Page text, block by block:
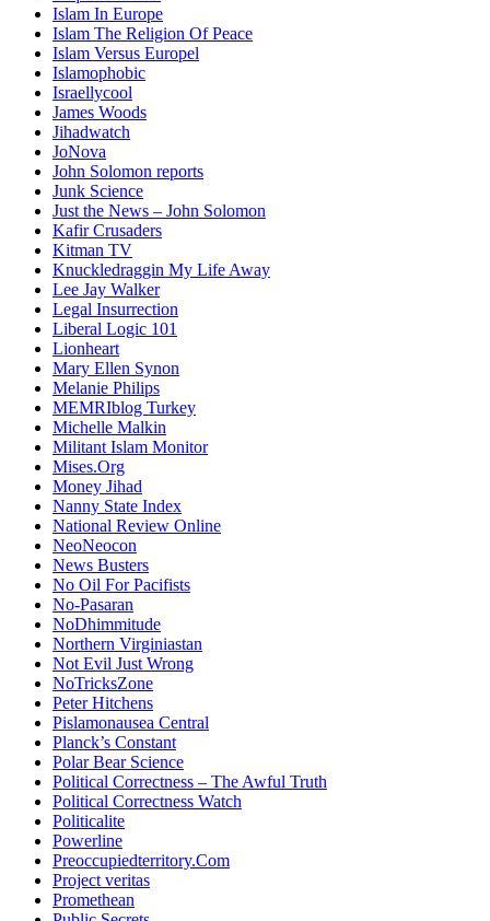
Islam In Europe
Islam The Religion Of Peace
Islam Versus Europel
Islamophobic
Israellycool
James Woods
Jihadwatch
JoNova
John Solomon reports
Junk Science
Just the News – John Solomon
Kafir Crusaders
Kitman TV
Knuckledraggin My Life Away
Lee Jay Walker
Legal Insurrection
Liberal Logic 101
Lionheart
Mary Ellen Synon
Melanie Philips
MEMRIblog Turkey
Michelle Malkin
Militant Islam Monitor
Mises.Org
Money Jihad
Nanny State Index
National Review Online
NeoNeocon
News Busters
No Oil For Pacifists
No-Pasaran
NoDhimmitude
Northern Virginiastan
Not Evil Just Wrong
NoTricksZone
Peter Hitchens
Pislamonausea Central
Planck’s Constant
Polar Bear Science
Political Correctness – The Awful Truth
Political Correctness Watch
Politicalite
Powerline
Preoccupiedterritory.Com
Project veritas
Promethean